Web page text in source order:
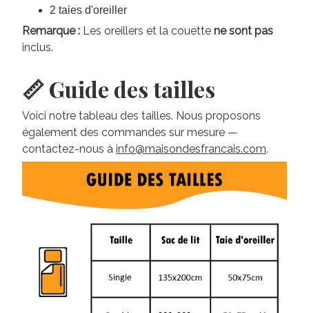
2 taies d'oreiller
Remarque : Les oreillers et la couette ne sont pas
inclus.
📏 Guide des tailles
Voici notre tableau des tailles. Nous proposons
également des commandes sur mesure —
contactez-nous à info@maisondesfrancais.com.